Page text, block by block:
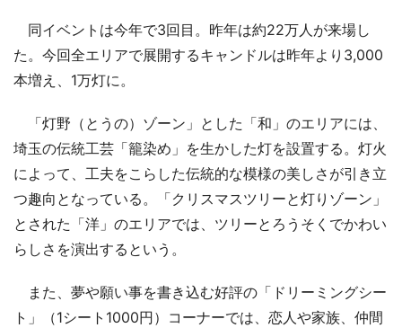
同イベントは今年で3回目。昨年は約22万人が来場し
た。今回全エリアで展開するキャンドルは昨年より3,000
本増え、1万灯に。
「灯野（とうの）ゾーン」とした「和」のエリアには、
埼玉の伝統工芸「籠染め」を生かした灯を設置する。灯火
によって、工夫をこらした伝統的な模様の美しさが引き立
つ趣向となっている。「クリスマスツリーと灯りゾーン」
とされた「洋」のエリアでは、ツリーとろうそくでかわい
らしさを演出するという。
また、夢や願い事を書き込む好評の「ドリーミングシー
ト」（1シート1000円）コーナーでは、恋人や家族、仲間